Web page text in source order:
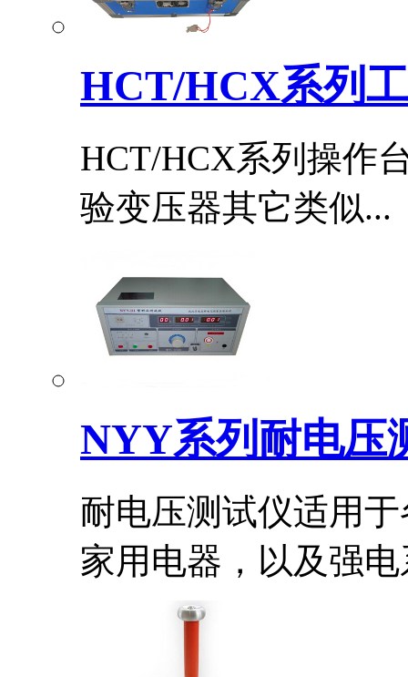
HCT/HCX系列
HCT/HCX系列操作
验变压器其它类似...
NYY系列耐电压
耐电压测试仪适用
家用电器，以及强电